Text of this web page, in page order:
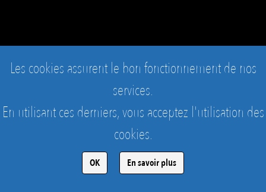
LE PLESSIS-ROBINSON - LE BOIS DES VALLÉES
Les cookies assurent le bon fonctionnement de nos
services.
En utilisant ces derniers, vous acceptez l'utilisation des
cookies.
OK En savoir plus